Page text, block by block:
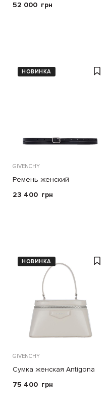
52 000 грн
НОВИНКА
GIVENCHY
Ремень женский
23 400 грн
НОВИНКА
GIVENCHY
Сумка женская Antigona
Vanity
75 400 грн